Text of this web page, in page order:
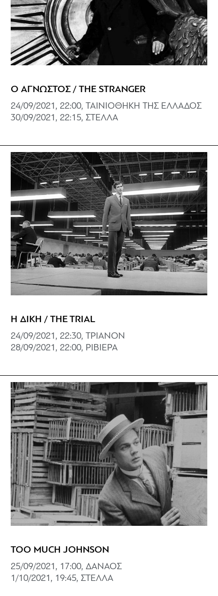
Ο ΑΓΝΩΣΤΟΣ / THE STRANGER
24/09/2021, 22:00, ΤΑΙΝΙΟΘΗΚΗ ΤΗΣ ΕΛΛΑΔΟΣ
30/09/2021, 22:15, ΣΤΕΛΛΑ
Η ΔΙΚΗ / THE TRIAL
24/09/2021, 22:30, ΤΡΙΑΝΟΝ
28/09/2021, 22:00, ΡΙΒΙΕΡΑ
TOO MUCH JOHNSON
25/09/2021, 17:00, ΔΑΝΑΟΣ
1/10/2021, 19:45, ΣΤΕΛΛΑ